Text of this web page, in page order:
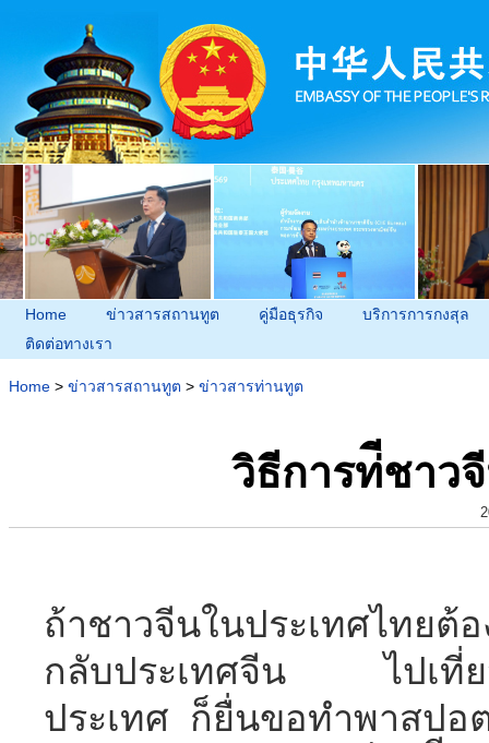
Home ข่าวสารสถานทูต คู่มือธุรกิจ
บริการการกงสุล
ติดต่อทางเรา
Home > ข่าวสารสถานทูต > ข่าวสารท่านทูต
วิธีการท่ีชาว
ถ้าชาวจีนในประเทศไทยต้
กลับประเทศจีน ไปเที่ยว
ประเทศ ก็ยื่นขอทำพาสป